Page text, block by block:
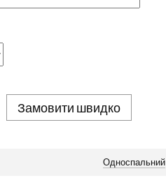
Замовити швидко
Односпальний